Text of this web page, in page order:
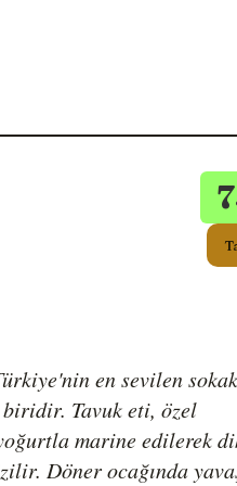
7
en sevilen sokak
Tavuk eti, özel
marine edilerek
Döner ocağında